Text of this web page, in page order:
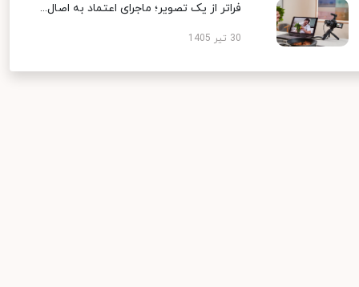
فراتر از یک تصویر؛ ماجرای اعتماد به اصال...
30 تیر 1405